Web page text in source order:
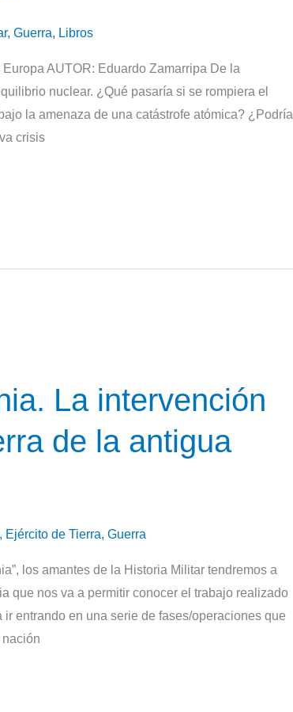
, Guerra, Libros
AUTOR: Eduardo Zamarripa De la
nuclear. ¿Qué pasaría si se rompiera el
la amenaza de una catástrofe atómica? ¿Podría
crisis
La intervención
de la antigua
, Ejército de Tierra, Guerra
los amantes de la Historia Militar tendremos a
que nos va a permitir conocer el trabajo realizado
entrando en una serie de fases/operaciones que